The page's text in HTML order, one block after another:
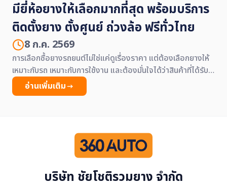
มียี่ห้อยางให้เลือกมากที่สุด พร้อมบริการ
ติดตั้งยาง ตั้งศูนย์ ถ่วงล้อ ฟรีทั่วไทย
8 ก.ค. 2569
การเลือกซื้อยางรถยนต์ไม่ใช่แค่ดูเรื่องราคา แต่ต้องเลือกยางให้
เหมาะกับรถ เหมาะกับการใช้งาน และต้องมั่นใจได้ว่าสินค้าที่ได้รับ
เป็นยางคุณภาพดี ตรงปก มีบริการหลังการขายครบถ้วน ซึ่ง
360AUTO พร้อมตอบโจทย์คนใช้รถยุคใหม่ ด้วยยางรถยนต์
อ่านเพิ่มเติม
บริษัท ชัยโชติรวมยาง จำกัด